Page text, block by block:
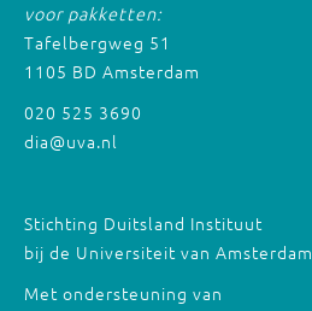
voor pakketten:
Tafelbergweg 51
1105 BD Amsterdam
020 525 3690
dia@uva.nl
Stichting Duitsland Instituut
bij de Universiteit van Amsterdam
Met ondersteuning van